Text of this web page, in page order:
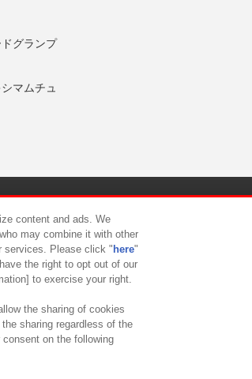
グランプ
マムチュ
タマーハラスメント対応方針
content and ads. We
may combine it with other
services. Please click " here"
the right to opt out of our
to exercise your right.
the sharing of cookies
sharing regardless of the
on the following